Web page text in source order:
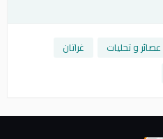
عصائر و تحليات
غراتان